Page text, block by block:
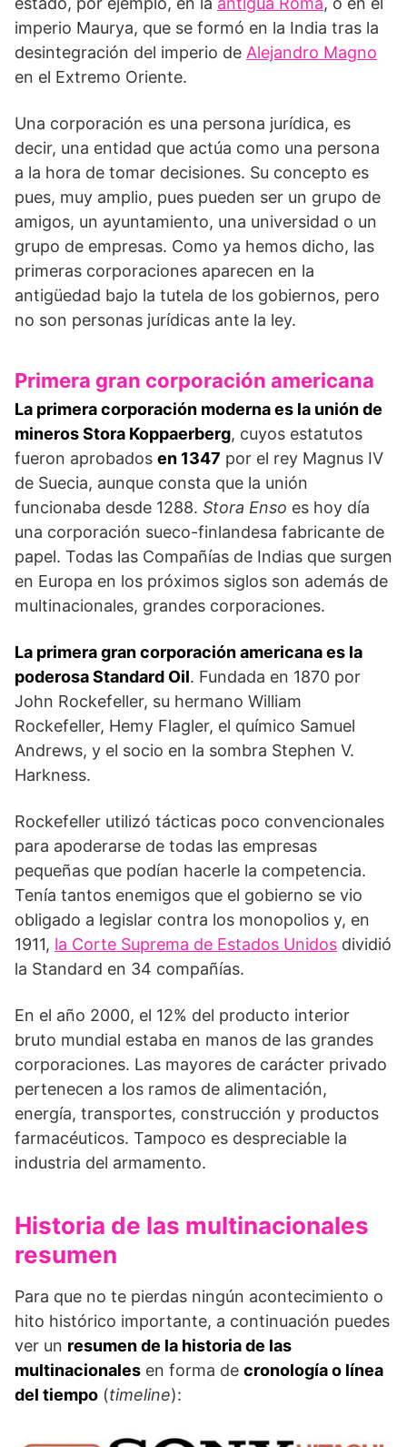
imperio Maurya, que se formó en la India tras la
desintegración del imperio de Alejandro Magno
en el Extremo Oriente.
Una corporación es una persona jurídica, es
decir, una entidad que actúa como una persona
a la hora de tomar decisiones. Su concepto es
pues, muy amplio, pues pueden ser un grupo de
amigos, un ayuntamiento, una universidad o un
grupo de empresas. Como ya hemos dicho, las
primeras corporaciones aparecen en la
antigüedad bajo la tutela de los gobiernos, pero
no son personas jurídicas ante la ley.
Primera gran corporación americana
La primera corporación moderna es la unión de
mineros Stora Koppaerberg, cuyos estatutos
fueron aprobados en 1347 por el rey Magnus IV
de Suecia, aunque consta que la unión
funcionaba desde 1288. Stora Enso es hoy día
una corporación sueco-finlandesa fabricante de
papel. Todas las Compañías de Indias que surgen
en Europa en los próximos siglos son además de
multinacionales, grandes corporaciones.
La primera gran corporación americana es la
poderosa Standard Oil. Fundada en 1870 por
John Rockefeller, su hermano William
Rockefeller, Hemy Flagler, el químico Samuel
Andrews, y el socio en la sombra Stephen V.
Harkness.
Rockefeller utilizó tácticas poco convencionales
para apoderarse de todas las empresas
pequeñas que podían hacerle la competencia.
Tenía tantos enemigos que el gobierno se vio
obligado a legislar contra los monopolios y, en
1911, la Corte Suprema de Estados Unidos dividió
la Standard en 34 compañías.
En el año 2000, el 12% del producto interior
bruto mundial estaba en manos de las grandes
corporaciones. Las mayores de carácter privado
pertenecen a los ramos de alimentación,
energía, transportes, construcción y productos
farmacéuticos. Tampoco es despreciable la
industria del armamento.
Historia de las multinacionales
resumen
Para que no te pierdas ningún acontecimiento o
hito histórico importante, a continuación puedes
ver un resumen de la historia de las
multinacionales en forma de cronología o línea
del tiempo (timeline):